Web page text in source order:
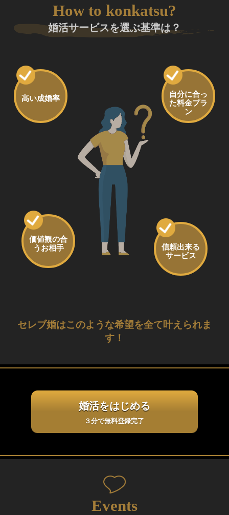
How to konkatsu?
婚活サービスを選ぶ基準は？
高い成婚率
自分に合っ
た料金プラ
ン
価値観の合
うお相手
信頼出来る
サービス
セレブ婚はこのような希望を全て叶えられま
す！
婚活をはじめる
３分で無料登録完了
Events